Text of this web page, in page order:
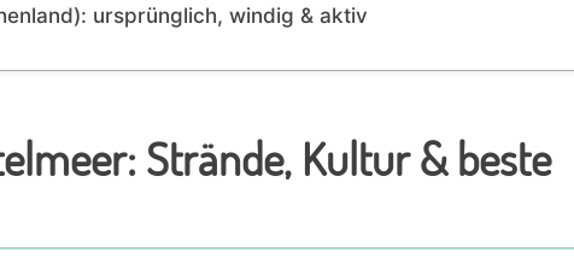
ursprünglich, windig & aktiv
Strände, Kultur & beste